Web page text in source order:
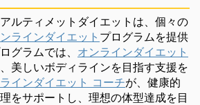
ルティメットダイエットは、個々の
ラインダイエット プログラムを提供
グラムでは、 オンラインダイエット
美しいボディラインを目指す支援を
インダイエット コーチが、健康的
をサポートし、理想の体型達成を目